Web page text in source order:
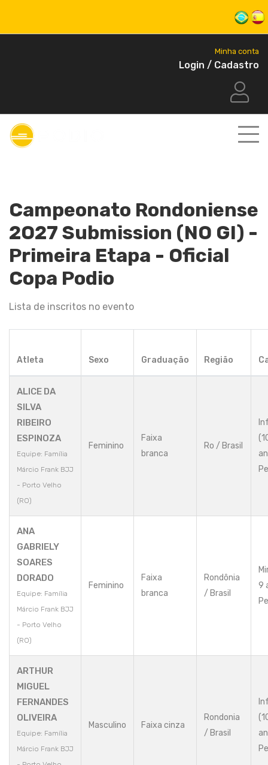
Minha conta
Login / Cadastro
Campeonato Rondoniense
2O27 Submission (NO GI) -
Primeira Etapa - Oficial
Copa Podio
Lista de inscritos no evento
Atleta Sexo Graduação Região
ALICE DA
SILVA
RIBEIRO
ESPINOZA
Equipe: Família
Márcio Frank BJJ
- Porto Velho
(RO)
Feminino
Faixa
branca
Ro / Brasil
ANA
GABRIELY
SOARES
DORADO
Equipe: Família
Márcio Frank BJJ
- Porto Velho
(RO)
Feminino
Faixa
branca
Rondônia
/ Brasil
9
ARTHUR
MIGUEL
FERNANDES
OLIVEIRA
Equipe: Família
Márcio Frank BJJ
Masculino Faixa cinza
Rondonia
/ Brasil